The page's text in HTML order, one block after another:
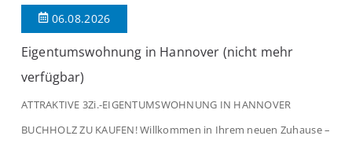
06.08.2026
Eigentumswohnung in Hannover (nicht mehr
verfügbar)
ATTRAKTIVE 3Zi.-EIGENTUMSWOHNUNG IN HANNOVER
BUCHHOLZ ZU KAUFEN! Willkommen in Ihrem neuen Zuhause –